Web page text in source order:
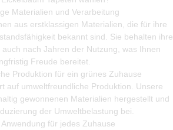
Materialien und Verarbeitung
aus erstklassigen Materialien, die für ihre
bekannt sind. Sie behalten ihre
nach Jahren der Nutzung, was Ihnen
Freude bereitet.
Produktion für ein grünes Zuhause
auf umweltfreundliche Produktion. Unsere
gewonnenen Materialien hergestellt und
der Umweltbelastung bei.
Anwendung für jedes Zuhause